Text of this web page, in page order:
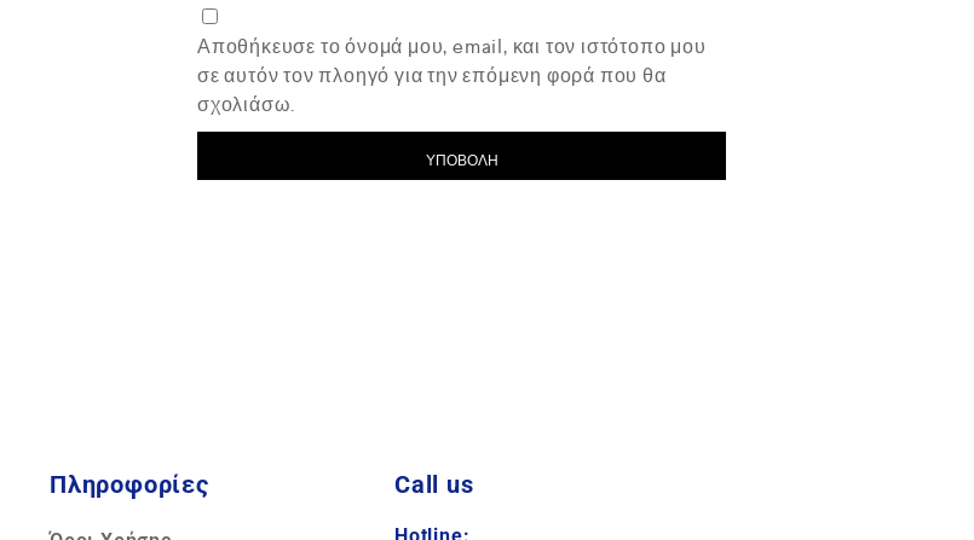
Αποθήκευσε το όνομά μου, email, και τον ιστότοπο μου
σε αυτόν τον πλοηγό για την επόμενη φορά που θα
σχολιάσω.
Πληροφορίες Call us
Hotline: